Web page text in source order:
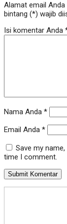
Alamat email
bintang (*) wajib
Isi komentar Anda
Nama Anda *
Email Anda *
Save my
time I comment.